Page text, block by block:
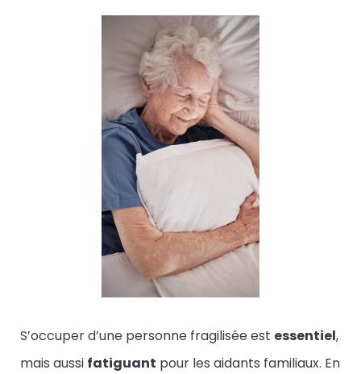
S’occuper d’une personne fragilisée est essentiel,
mais aussi fatiguant pour les aidants familiaux. En